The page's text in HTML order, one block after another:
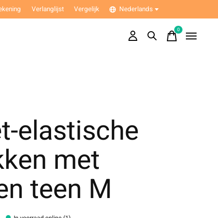
Verlanglijst Vergelijk Nederlands
0items
elastische
met
teen M